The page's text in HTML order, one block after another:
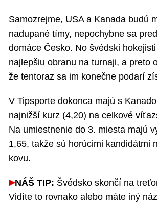
Samozrejme, USA a Kanada budú
nadupané tímy, nepochybne sa
domáce Česko. No švédski
najlepšiu obranu na turnaji, a preto
že tentoraz sa im konečne podarí
V Tipsporte dokonca majú s
najnižší kurz (4,20) na celkové
Na umiestnenie do 3. miesta majú
1,65, takže sú horúcimi kandidátmi
kovu.
NÁŠ TIP: Švédsko skončí na
Vidíte to rovnako alebo máte iný